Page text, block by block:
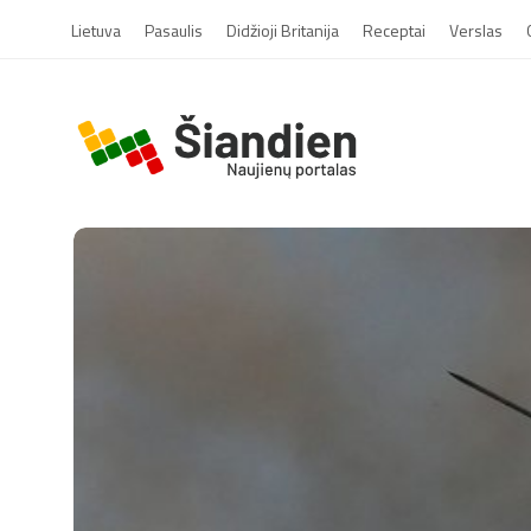
Lietuva Pasaulis Didžioji Britanija Receptai Verslas
S
a